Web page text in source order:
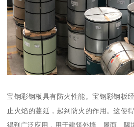
宝钢彩钢板具有防火性能。宝钢彩钢板
止火焰的蔓延，起到防火的作用。这使
得到广泛应用，用于建筑外墙、屋面、隔